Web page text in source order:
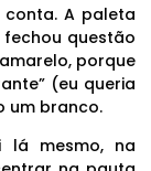
A paleta
questão
porque
(eu queria
um branco.
lá mesmo, na